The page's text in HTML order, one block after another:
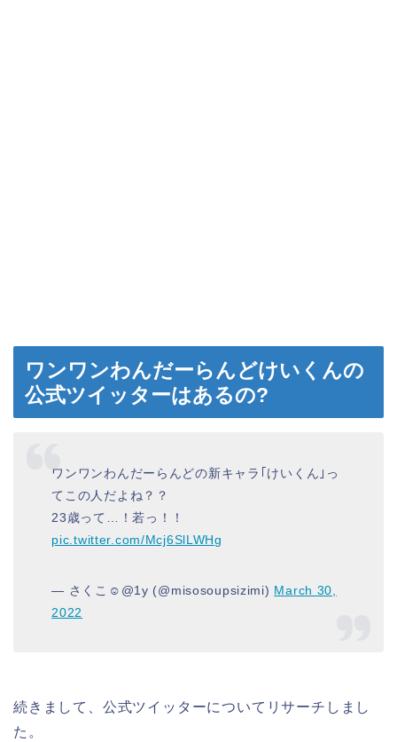
ワンワンわんだーらんどけいくんの
公式ツイッターはあるの?
ワンワンわんだーらんどの新キャラ｢けいくん｣っ
てこの人だよね？？
23歳って…！若っ！！
pic.twitter.com/Mcj6SlLWHg
— さくこ☺︎@1y (@misosoupsizimi) March 30,
2022
続きまして、公式ツイッターについてリサーチしまし
た。